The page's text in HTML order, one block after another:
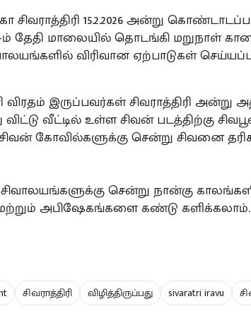
15.2.2026 அன்று
15-ம் தேதி மாலையில் தொடங்கி மறுநாள்
விரிவான ஏற்பாடுகள்
விரதம் இருப்பவர்கள் சிவராத்திரி அன்று
விட்டு வீட்டில் உள்ள சிவன் படத்திற்கு
கோவில்களுக்கு சென்று சிவனை
சிவாலயங்களுக்கு சென்று நான்கு
அபிஷேகங்களை கண்டு களிக்கலாம்.
சிவராத்திரி விழித்திருப்பது sivaratri iravu